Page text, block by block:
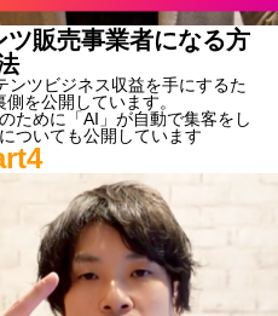
販売事業者になる方
ツビジネス収益を手にするた
を公開しています。
ために「AI」が自動で集客をし
ついても公開しています